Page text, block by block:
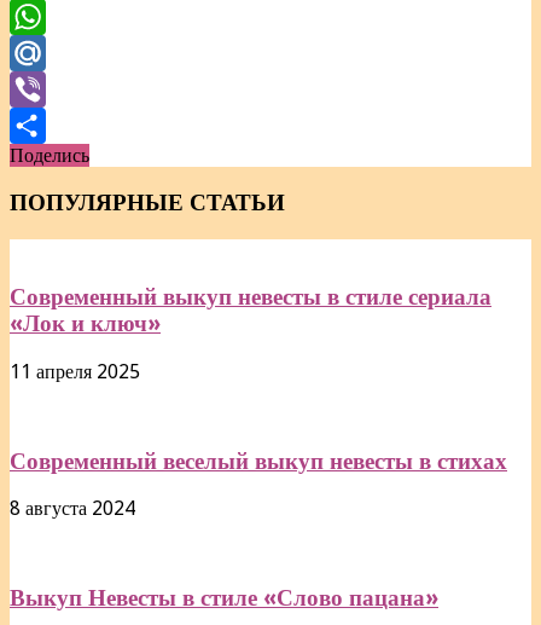
Telegram
WhatsApp
Mail.Ru
Viber
Отправить
Поделись
ПОПУЛЯРНЫЕ СТАТЬИ
Современный выкуп невесты в стиле сериала
«Лок и ключ»
11 апреля 2025
Современный веселый выкуп невесты в стихах
8 августа 2024
Выкуп Невесты в стиле «Слово пацана»